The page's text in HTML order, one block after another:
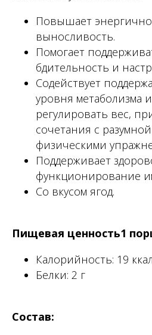
Повышает
выносливость.
Помогает
бдительность и
Содействует
уровня метаболизма
регулировать вес,
сочетания с
физическими
Поддерживает
функционирование
Со вкусом ягод.
Пищевая ценность1
Калорийность: 19 ккал
Белки: 2 г
Состав: